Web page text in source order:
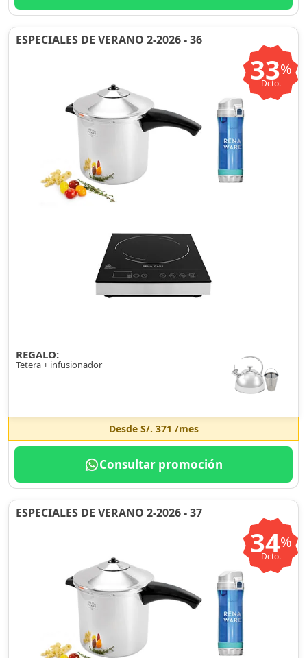
ESPECIALES DE VERANO 2-2026 - 36
33%
Dcto.
REGALO:
Tetera + infusionador
Desde S/. 371 /mes
Consultar promoción
ESPECIALES DE VERANO 2-2026 - 37
34%
Dcto.